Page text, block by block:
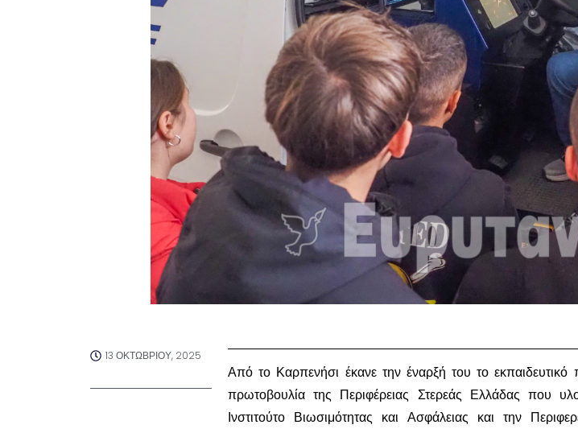
13 ΟΚΤΩΒΡΊΟΥ, 2025
Από το Καρπενήσι έκανε την έναρξή του το
πρωτοβουλία της Περιφέρειας Στερεάς Ελλάδας που
Ινστιτούτο Βιωσιμότητας και Ασφάλειας και την